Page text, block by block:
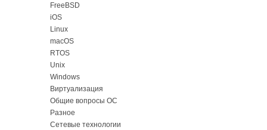
FreeBSD
iOS
Linux
macOS
RTOS
Unix
Windows
Виртуализация
Общие вопросы ОС
Разное
Сетевые технологии